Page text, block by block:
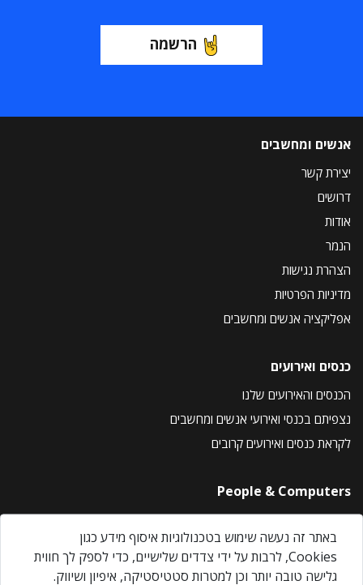
הרשמה
אנשים ומחשבים
יצירת קשר
דרושים
אודות
הנמר
הצהרת נגישות
מדיניות הפרטיות
אפליקציה אנשים ומחשבים
כנסים ואירועים
הכנסים והאירועים שלנו
נצפיתם בכנסי ואירועי אנשים ומחשבים
לקראת כנסים ואירועים קרובים
People & Computers
About Us
Privacy Policy
Contact Us
באתר זה נעשה שימוש בטכנולוגיות איסוף מידע כגון
Cookies, לרבות על ידי צדדים שלישיים, כדי לספק לך חווית
גלישה טובה יותר וכן למטרות סטטיסטיקה, איפיון ושיווק.